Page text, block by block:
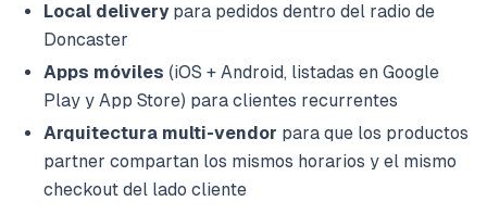
Local delivery para pedidos dentro del radio de
Doncaster
Apps móviles (iOS + Android, listadas en Google
Play y App Store) para clientes recurrentes
Arquitectura multi-vendor para que los productos
partner compartan los mismos horarios y el mismo
checkout del lado cliente